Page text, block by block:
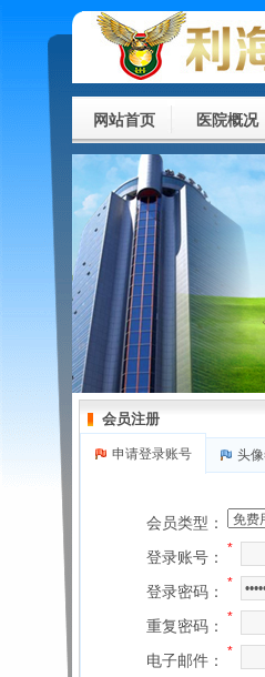
网站首页 医院概况
会员注册
申请登录账号 头
会员类型：
登录账号：
*
登录密码： *
重复密码： *
电子邮件： *